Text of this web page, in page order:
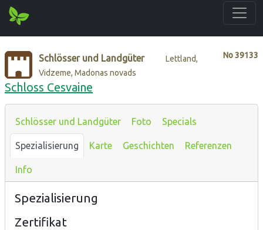
No39133
Schlösser und Landgüter
Lettland,
Vidzeme, Madonas novads
Schloss Cesvaine
Schlösser und Landgüter Foto Specials
Spezialisierung Karte Geschichten Referenzen
Info
Spezialisierung
Zertifikat